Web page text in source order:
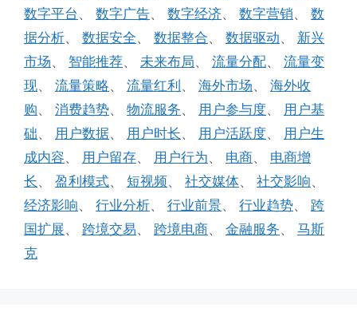
数字平台 、 数字广告、 数字经济、 数字营销、 数
据分析、 数据安全、 数据整合、 数据驱动、 新兴
市场、 智能推荐、 未来布局、 流量分配、 流量变
现、 流量策略、 流量红利 、 海外市场、 海外收
购、 消费趋势、 物流服务、 用户参与度、 用户基
础、 用户数据、 用户时长、 用户活跃度、 用户生
成内容、 用户留存、 用户行为、 电商、 电商增
长、 盈利模式、 短视频、 社交媒体、 社交影响、
经济影响、 行业分析、 行业前景、 行业趋势、 跨
国扩展、 跨境交易、 跨境电商、 金融服务、 马斯
克